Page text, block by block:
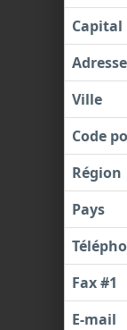
Capital
Adresse
Ville
Code
Région
Pays
Fax #1
E-mail